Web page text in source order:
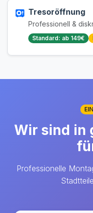
Tresoröffnung
Professionell &
Standard: ab 149€
Wir sind in
Professionelle